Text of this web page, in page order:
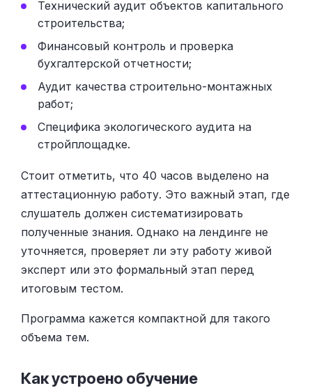
Технический аудит объектов капитального
строительства;
Финансовый контроль и проверка
бухгалтерской отчетности;
Аудит качества строительно-монтажных
работ;
Специфика экологического аудита на
стройплощадке.
Стоит отметить, что 40 часов выделено на
аттестационную работу. Это важный этап, где
слушатель должен систематизировать
полученные знания. Однако на лендинге не
уточняется, проверяет ли эту работу живой
эксперт или это формальный этап перед
итоговым тестом.
Программа кажется компактной для такого
объема тем.
Как устроено обучение